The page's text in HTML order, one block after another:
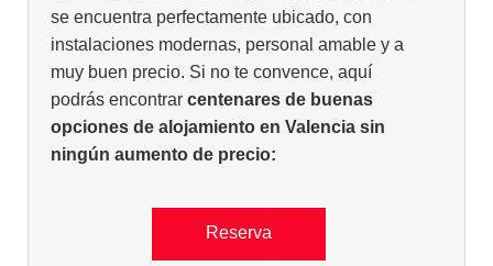
se encuentra perfectamente ubicado, con
instalaciones modernas, personal amable y a
muy buen precio. Si no te convence, aquí
podrás encontrar centenares de buenas
opciones de alojamiento en Valencia sin
ningún aumento de precio:
Reserva